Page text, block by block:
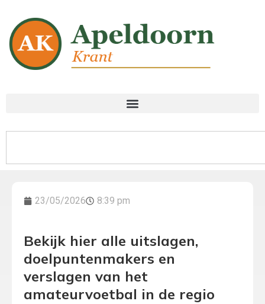
23/05/2026 8:39 pm
Bekijk hier alle uitslagen,
doelpuntenmakers en
verslagen van het
amateurvoetbal in de regio